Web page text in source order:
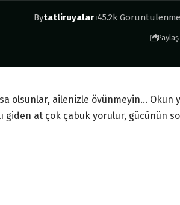
Bytatliruyalar 45.2k Görüntülenme
Paylaş
olsunlar, ailenizle övünmeyin… Okun
giden at çok çabuk yorulur, gücünün